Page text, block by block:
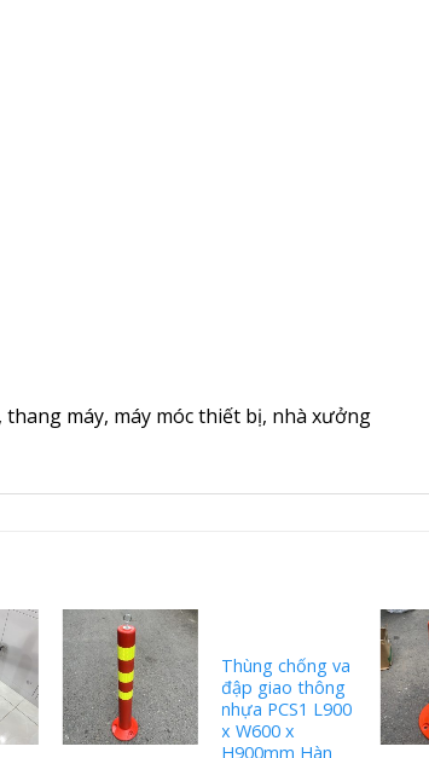
máy, máy móc thiết bị, nhà xưởng
Thùng chống va
đập giao thông
nhựa PCS1 L900
x W600 x
H900mm Hàn